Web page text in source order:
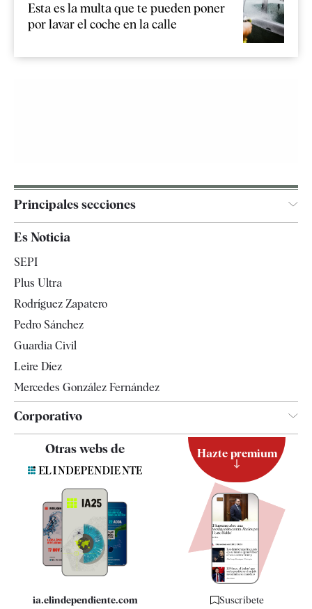
Esta es la multa que te pueden poner
por lavar el coche en la calle
Principales secciones
Televisión
Es Noticia
SEPI
Plus Ultra
Rodríguez Zapatero
Pedro Sánchez
Guardia Civil
Leire Díez
Mercedes González Fernández
Corporativo
Quiénes somos
Especificaciones
Otras webs de
ia.elindependiente.com
Hazte premium
Suscríbete